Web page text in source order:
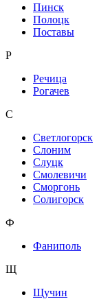
Пинск
Полоцк
Поставы
Р
Речица
Рогачев
С
Светлогорск
Слоним
Слуцк
Смолевичи
Сморгонь
Солигорск
Ф
Фаниполь
Щ
Щучин